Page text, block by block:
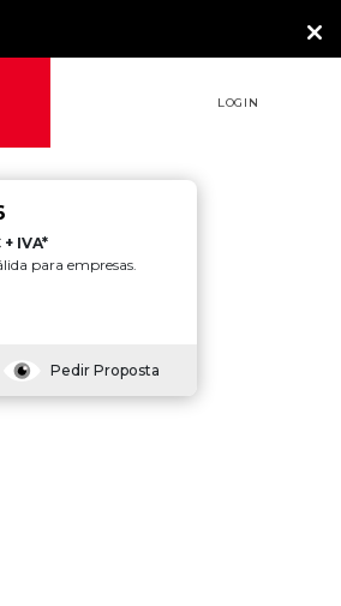
LOGIN
IVA*
para empresas.
Pedir Proposta